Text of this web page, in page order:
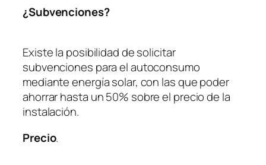
¿Subvenciones?
Existe la posibilidad de solicitar
subvenciones para el autoconsumo
mediante energía solar, con las que poder
ahorrar hasta un 50% sobre el precio de la
instalación.
Precio.